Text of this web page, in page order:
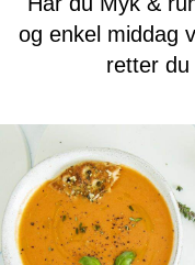
og enkel middag
retter du